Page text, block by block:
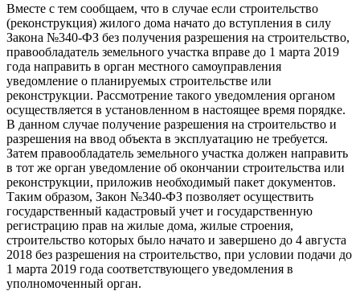
Вместе с тем сообщаем, что в случае если строительство
(реконструкция) жилого дома начато до вступления в силу
Закона №340-ФЗ без получения разрешения на строительство,
правообладатель земельного участка вправе до 1 марта 2019
года направить в орган местного самоуправления
уведомление о планируемых строительстве или
реконструкции. Рассмотрение такого уведомления органом
осуществляется в установленном в настоящее время порядке.
В данном случае получение разрешения на строительство и
разрешения на ввод объекта в эксплуатацию не требуется.
Затем правообладатель земельного участка должен направить
в тот же орган уведомление об окончании строительства или
реконструкции, приложив необходимый пакет документов.
Таким образом, Закон №340-ФЗ позволяет осуществить
государственный кадастровый учет и государственную
регистрацию прав на жилые дома, жилые строения,
строительство которых было начато и завершено до 4 августа
2018 без разрешения на строительство, при условии подачи до
1 марта 2019 года соответствующего уведомления в
уполномоченный орган.